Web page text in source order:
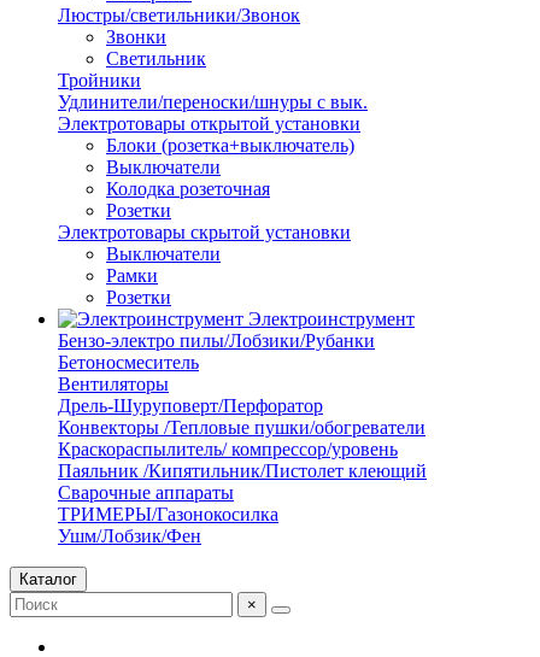
Люстры/светильники/Звонок
Звонки
Светильник
Тройники
Удлинители/переноски/шнуры с вык.
Электротовары открытой установки
Блоки (розетка+выключатель)
Выключатели
Колодка розеточная
Розетки
Электротовары скрытой установки
Выключатели
Рамки
Розетки
Электроинструмент
Бензо-электро пилы/Лобзики/Рубанки
Бетоносмеситель
Вентиляторы
Дрель-Шуруповерт/Перфоратор
Конвекторы /Тепловые пушки/обогреватели
Краскораспылитель/ компрессор/уровень
Паяльник /Кипятильник/Пистолет клеющий
Сварочные аппараты
ТРИМЕРЫ/Газонокосилка
Ушм/Лобзик/Фен
Каталог
×